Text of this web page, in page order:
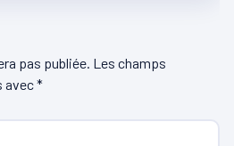
pas publiée. Les champs
avec*